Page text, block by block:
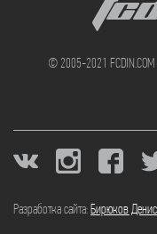
© 2005-2021
Разработка сайта: Бирюков Денис